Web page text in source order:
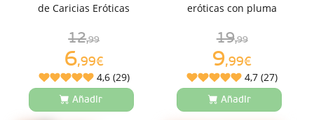
de Caricias Eróticas
12,99
6,99€
4,6 (29)
Añadir
eróticas con pluma
19,99
9,99€
4,7 (27)
Añadir